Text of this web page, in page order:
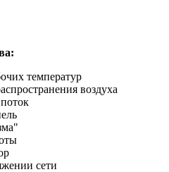
температур
воздуха
сети